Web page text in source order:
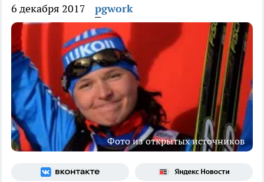
6 декабря 2017 pgwork
Фото из открытых источников